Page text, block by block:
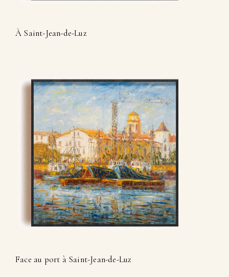
À Saint-Jean-de-Luz
Face au port à Saint-Jean-de-Luz